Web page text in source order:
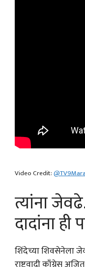
Video Credit:
त्यांना
दादांना ही
शिंदेच्या शिवसेनेला